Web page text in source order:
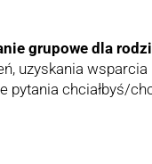
grupowe dla
uzyskania
pytania chciałbyś/